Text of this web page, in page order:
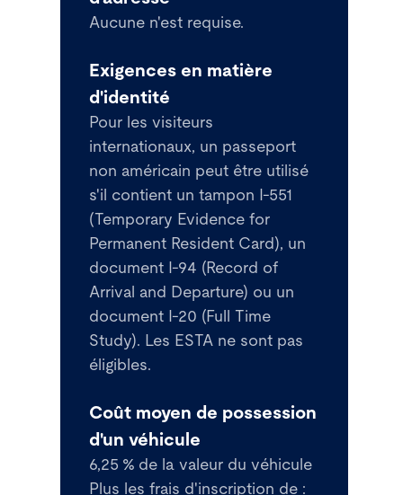
Aucune n'est requise.
Exigences en matière
d'identité
Pour les visiteurs
internationaux, un passeport
non américain peut être utilisé
s'il contient un tampon I-551
(Temporary Evidence for
Permanent Resident Card), un
document I-94 (Record of
Arrival and Departure) ou un
document I-20 (Full Time
Study). Les ESTA ne sont pas
éligibles.
Coût moyen de possession
d'un véhicule
6,25 % de la valeur du véhicule
Plus les frais d'inscription de :